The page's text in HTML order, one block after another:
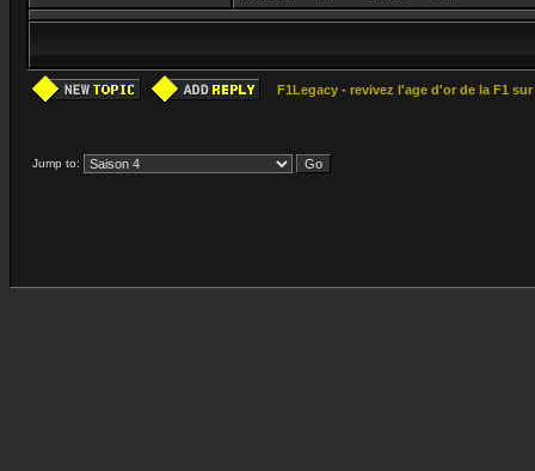
F1Legacy - revivez l'age d'or de la F1
Jump to: